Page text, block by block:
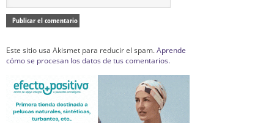
Este sitio usa Akismet para reducir el spam.Aprende
cómo se procesan los datos de tus comentarios.